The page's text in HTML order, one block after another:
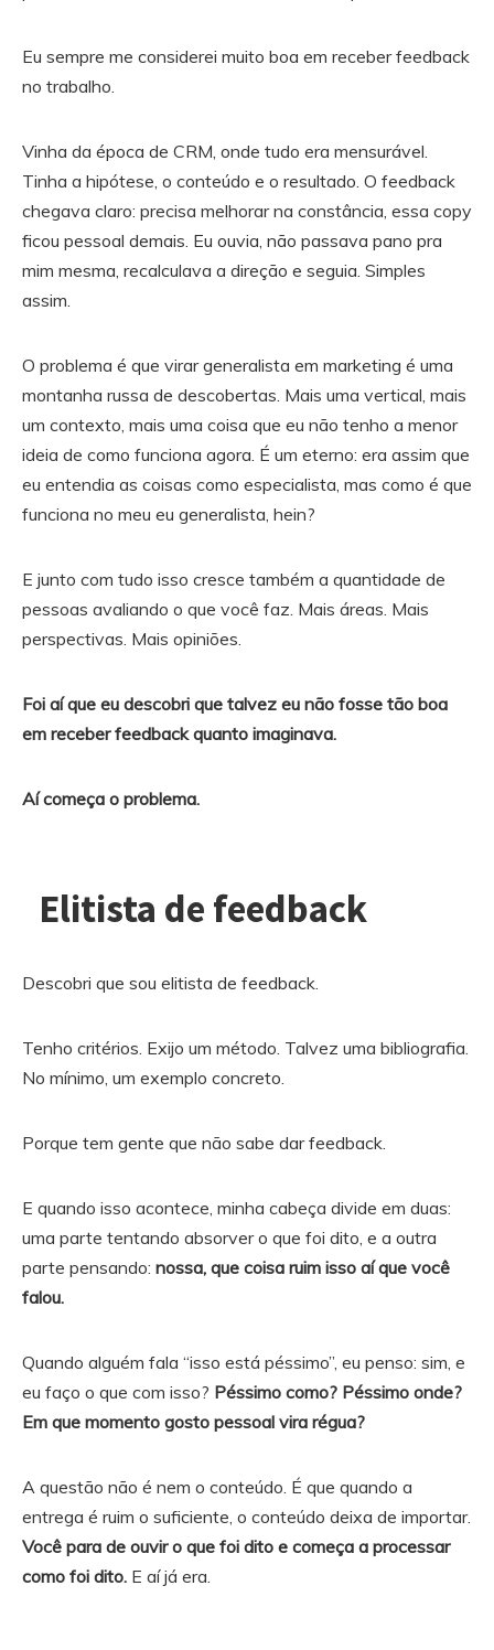
Eu sempre me considerei muito boa em receber feedback
no trabalho.
Vinha da época de CRM, onde tudo era mensurável.
Tinha a hipótese, o conteúdo e o resultado. O feedback
chegava claro: precisa melhorar na constância, essa copy
ficou pessoal demais. Eu ouvia, não passava pano pra
mim mesma, recalculava a direção e seguia. Simples
assim.
O problema é que virar generalista em marketing é uma
montanha russa de descobertas. Mais uma vertical, mais
um contexto, mais uma coisa que eu não tenho a menor
ideia de como funciona agora. É um eterno: era assim que
eu entendia as coisas como especialista, mas como é que
funciona no meu eu generalista, hein?
E junto com tudo isso cresce também a quantidade de
pessoas avaliando o que você faz. Mais áreas. Mais
perspectivas. Mais opiniões.
Foi aí que eu descobri que talvez eu não fosse tão boa
em receber feedback quanto imaginava.
Aí começa o problema.
Elitista de feedback
Descobri que sou elitista de feedback.
Tenho critérios. Exijo um método. Talvez uma bibliografia.
No mínimo, um exemplo concreto.
Porque tem gente que não sabe dar feedback.
E quando isso acontece, minha cabeça divide em duas:
uma parte tentando absorver o que foi dito, e a outra
parte pensando: nossa, que coisa ruim isso aí que você
falou.
Quando alguém fala “isso está péssimo”, eu penso: sim, e
eu faço o que com isso? Péssimo como? Péssimo onde?
Em que momento gosto pessoal vira régua?
A questão não é nem o conteúdo. É que quando a
entrega é ruim o suficiente, o conteúdo deixa de importar.
Você para de ouvir o que foi dito e começa a processar
como foi dito. E aí já era.